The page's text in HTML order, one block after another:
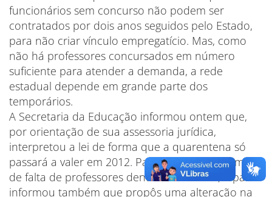
funcionários sem concurso não podem ser
contratados por dois anos seguidos pelo Estado,
para não criar vínculo empregatício. Mas, como
não há professores concursados em número
suficiente para atender a demanda, a rede
estadual depende em grande parte dos
temporários.
A Secretaria da Educação informou ontem que,
por orientação de sua assessoria jurídica,
interpretou a lei de forma que a quarentena só
passará a valer em 2012. Para evitar o problema
de falta de professores dentro de um ano, a pasta
informou também que propôs uma alteração na